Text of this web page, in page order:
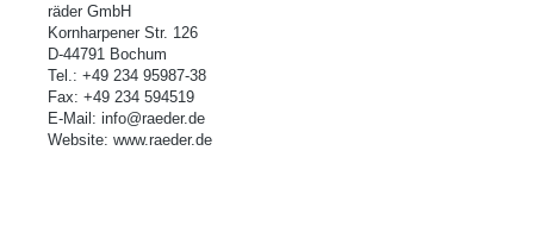
räder GmbH
Kornharpener Str. 126
D-44791 Bochum
Tel.: +49 234 95987-38
Fax: +49 234 594519
E-Mail: info@raeder.de
Website: www.raeder.de